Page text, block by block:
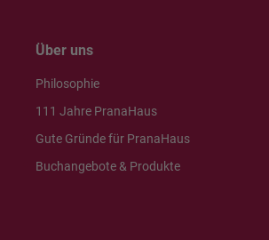
Über uns
Philosophie
111 Jahre PranaHaus
Gute Gründe für PranaHaus
Buchangebote & Produkte